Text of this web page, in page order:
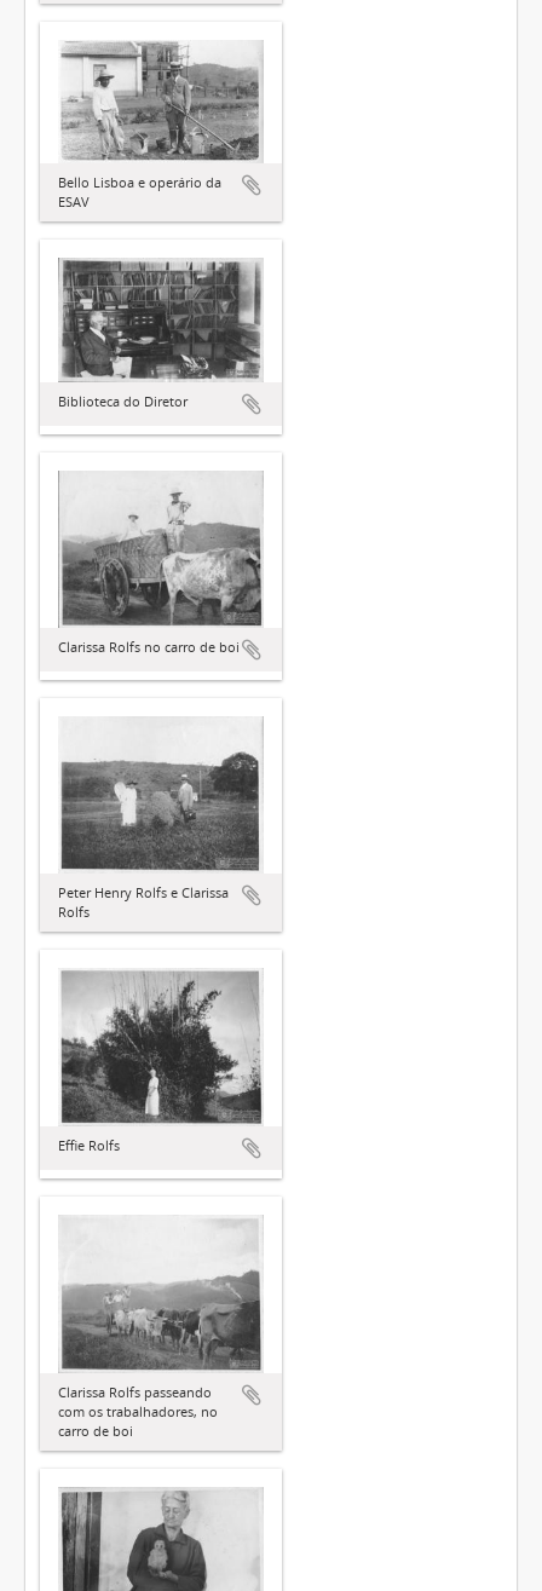
Bello Lisboa e operário da
ESAV
Biblioteca do Diretor
Clarissa Rolfs no carro de boi
Peter Henry Rolfs e Clarissa
Rolfs
Effie Rolfs
Clarissa Rolfs passeando
com os trabalhadores, no
carro de boi